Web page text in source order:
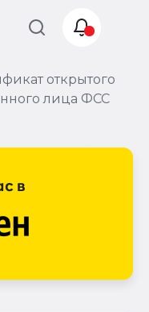
открытого
лица ФСС